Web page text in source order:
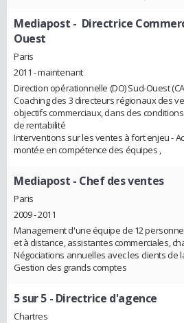
Mediapost - Directrice
Ouest
Paris
2011 - maintenant
Direction opérationnelle (DO) Sud-Ouest (CA
Coaching des 3 directeurs régionaux des
objectifs commerciaux, dans des
de rentabilité
Interventions sur les ventes à fort enjeu -
montée en compétence des équipes ,
Mediapost - Chef des ventes
Paris
2009 - 2011
Management d'une équipe de 12
et à distance, assistantes commerciales,
Négociations annuelles avec les clients de
Gestion des grands comptes
5 sur 5 - Directrice d'agence
Chartres